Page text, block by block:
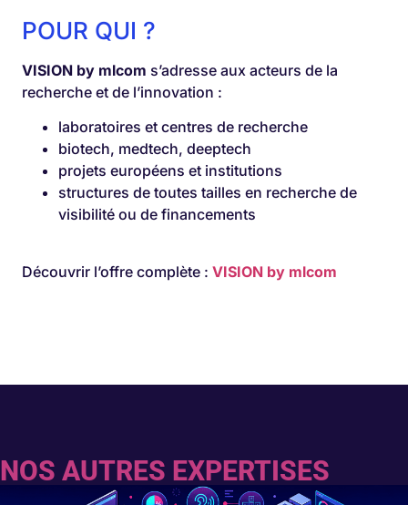
POUR QUI ?
VISION by mlcom s’adresse aux acteurs de la
recherche et de l’innovation :
laboratoires et centres de recherche
biotech, medtech, deeptech
projets européens et institutions
structures de toutes tailles en recherche de
visibilité ou de financements
Découvrir l’offre complète : VISION by mlcom
NOS AUTRES EXPERTISES